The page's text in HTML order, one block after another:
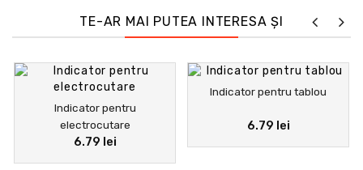
TE-AR MAI PUTEA INTERESA ȘI
Indicator pentru
electrocutare
6.79 lei
Indicator pentru tablou
6.79 lei